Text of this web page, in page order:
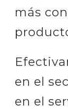
más
en el
en el